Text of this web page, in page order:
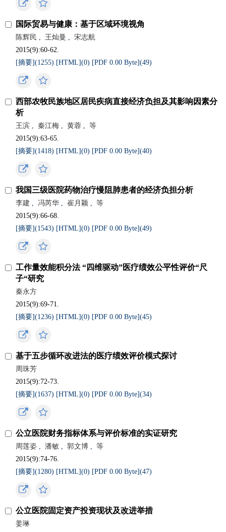
国际贸易与健康：基于区域环境视角
陈辉民 , 王灿曼 ,
宋志航
2015(9):60-62.
[摘要](1255) [HTML](0) [PDF 0.00 Byte](49)
西部农牧民族地区居民疾病直接经济负担及其影响因素分
析
王滨 , 秦江梅 , 黄蓉 ,
等
2015(9):63-65.
[摘要](1418) [HTML](0) [PDF 0.00 Byte](40)
我国三级医院药物治疗慢阻肺患者的经济负担分析
李建 , 冯芮华 , 崔月颖 ,
等
2015(9):66-68.
[摘要](1543) [HTML](0) [PDF 0.00 Byte](49)
工作量效能积分法 “四维驱动”医疗绩效公平性评价“尺
子“研究
秦永方
2015(9):69-71.
[摘要](1236) [HTML](0) [PDF 0.00 Byte](45)
基于五步循环改进法的医疗绩效评价模式探讨
周珠芳
2015(9):72-73.
[摘要](1637) [HTML](0) [PDF 0.00 Byte](34)
公立医院财务指标体系与评价标准的实证研究
周莲姿 , 潘敏 , 郭文博 ,
等
2015(9):74-76.
[摘要](1280) [HTML](0) [PDF 0.00 Byte](47)
公立医院固定资产投资现状及改进举措
姜琳